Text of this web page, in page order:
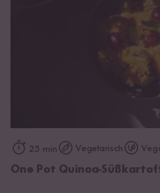
25 min Vegetarisch
One Pot Quinoa-